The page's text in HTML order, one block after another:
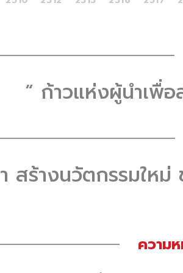
“ ก้าวแห่งผู้นำเพื่
สร้างนวัตกรรมให
ความ